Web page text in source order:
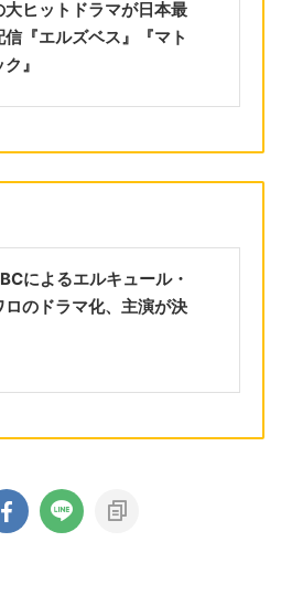
大ヒットドラマが日本最
信『エルズベス』『マト
』
によるエルキュール・
ロのドラマ化、主演が決